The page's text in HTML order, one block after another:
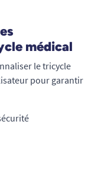
médical
le tricycle
pour garantir